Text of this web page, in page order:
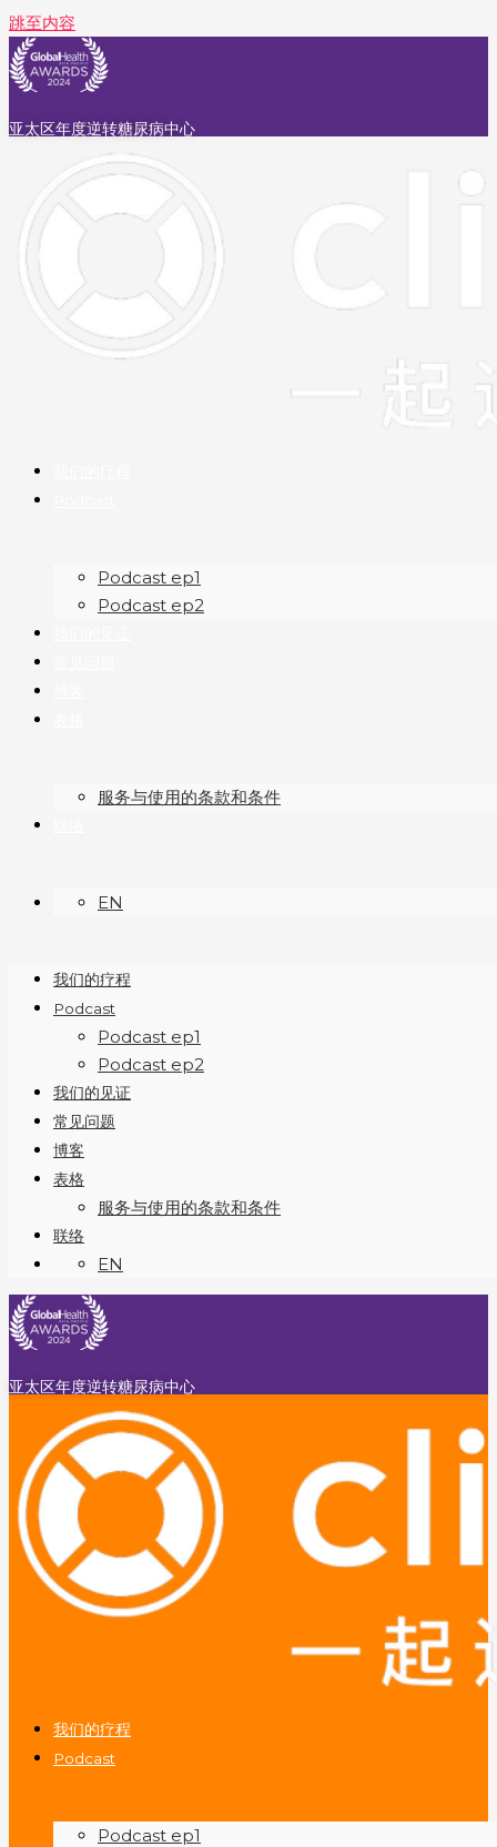
跳至内容
亚太区年度逆转糖尿病中心
Podcast ep1
Podcast ep2
服务与使用的条款和条件
EN
我们的疗程
Podcast
Podcast ep1
Podcast ep2
我们的见证
常见问题
博客
表格
服务与使用的条款和条件
联络
EN
亚太区年度逆转糖尿病中心
我们的疗程
Podcast
Podcast ep1